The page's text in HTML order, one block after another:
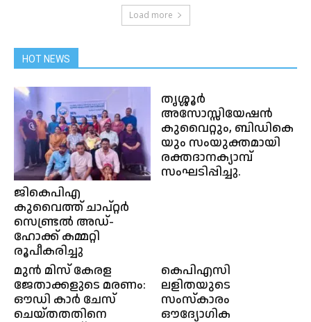
Load more
HOT NEWS
ജികെപിഎ
കുവൈത്ത്‌ ചാപ്റ്റർ
സെണ്ട്രൽ അഡ്‌-
ഹോക്ക്‌ കമ്മറ്റി
രൂപീകരിച്ചു
തൃശ്ശൂർ
അസോസ്സിയേഷൻ
കുവൈറ്റും, ബിഡികെ
യും സംയുക്തമായി
രക്തദാനക്യാമ്പ്
സംഘടിപ്പിച്ചു.
മുൻ മിസ് കേരള
ജേതാക്കളുടെ മരണം:
ഔഡി കാർ ചേസ്
ചെയ്തതതിനെ
കെപിഎസി
ലളിതയുടെ
സംസ്‌കാരം
ഔദ്യോഗിക